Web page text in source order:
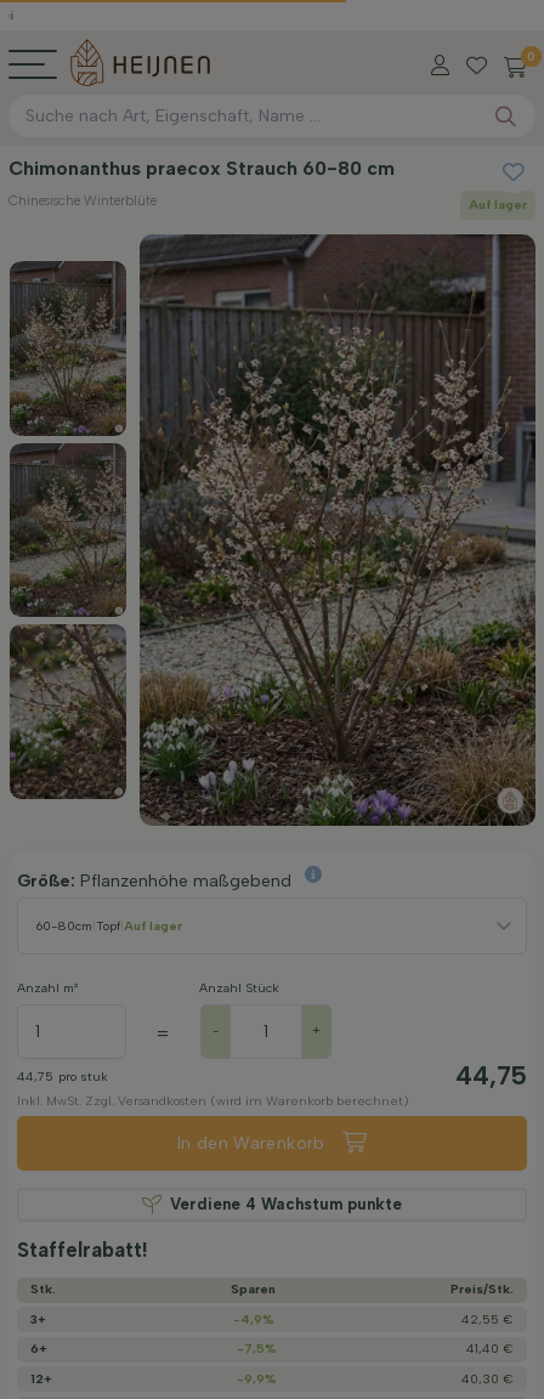
0
Chimonanthus praecox Strauch 60-80 cm
Chinesische Winterblüte Auf lager
Größe: Pflanzenhöhe maßgebend
60-80cm Topf Auf lager
Anzahl m²
=
Anzahl Stück
- +
44,75 pro stuk 44,75
Inkl. MwSt. Zzgl. Versandkosten (wird im Warenkorb berechnet)
In den Warenkorb
Verdiene 4 Wachstum punkte
Staffelrabatt!
Stk. Sparen
Preis/­Stk.
3+
-4,9%
42,55 €
6+
-7,5%
41,40 €
12+
-9,9%
40,30 €